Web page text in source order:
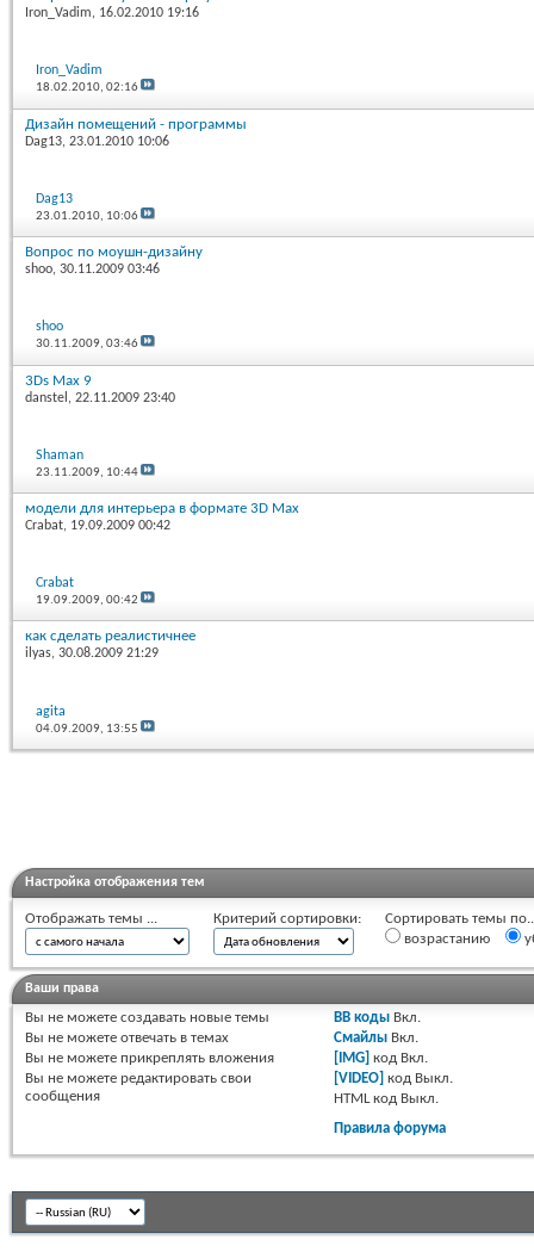
Iron_Vadim, 16.02.2010 19:16
Iron_Vadim
18.02.2010,02:16
Дизайн помещений - программы
Dag13, 23.01.2010 10:06
Dag13
23.01.2010, 10:06
Вопрос по моушн-дизайну
shoo, 30.11.2009 03:46
shoo
30.11.2009,03:46
3Ds Max 9
danstel , 22.11.2009 23:40
Shaman
23.11.2009, 10:44
модели для интерьера в формате 3D Max
Crabat, 19.09.2009 00:42
Crabat
19.09.2009,00:42
как сделать реалистичнее
ilyas, 30.08.2009 21:29
agita
04.09.2009, 13:55
Настройка отображения тем
Отображать темы ... Критерий сортировки:
Сортировать темы
возрастанию
Ваши права
Вы не можете создавать новые темы
Вы не можете отвечать в темах
Вы не можете прикреплять вложения
Вы не можете редактировать свои
сообщения
BB коды Вкл.
Смайлы Вкл.
[IMG] код Вкл.
[VIDEO] код Выкл.
HTML код Выкл.
Правила форума